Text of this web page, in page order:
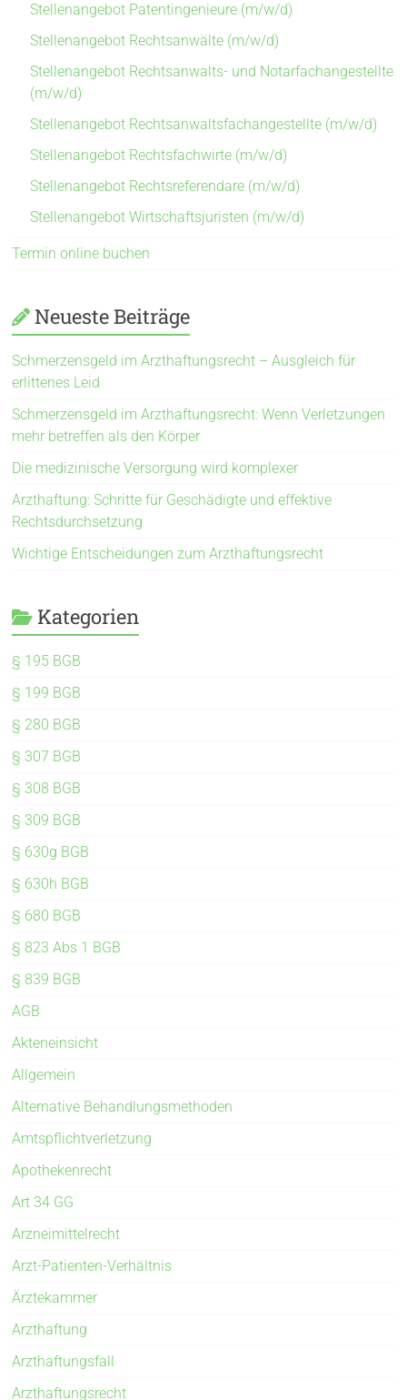
Stellenangebot Patentingenieure (m/w/d)
Stellenangebot Rechtsanwälte (m/w/d)
Stellenangebot Rechtsanwalts- und Notarfachangestellte
(m/w/d)
Stellenangebot Rechtsanwaltsfachangestellte (m/w/d)
Stellenangebot Rechtsfachwirte (m/w/d)
Stellenangebot Rechtsreferendare (m/w/d)
Stellenangebot Wirtschaftsjuristen (m/w/d)
Termin online buchen
Neueste Beiträge
Schmerzensgeld im Arzthaftungsrecht – Ausgleich für
erlittenes Leid
Schmerzensgeld im Arzthaftungsrecht: Wenn Verletzungen
mehr betreffen als den Körper
Die medizinische Versorgung wird komplexer
Arzthaftung: Schritte für Geschädigte und effektive
Rechtsdurchsetzung
Wichtige Entscheidungen zum Arzthaftungsrecht
Kategorien
§ 195 BGB
§ 199 BGB
§ 280 BGB
§ 307 BGB
§ 308 BGB
§ 309 BGB
§ 630g BGB
§ 630h BGB
§ 680 BGB
§ 823 Abs 1 BGB
§ 839 BGB
AGB
Akteneinsicht
Allgemein
Alternative Behandlungsmethoden
Amtspflichtverletzung
Apothekenrecht
Art 34 GG
Arzneimittelrecht
Arzt-Patienten-Verhältnis
Ärztekammer
Arzthaftung
Arzthaftungsfall
Arzthaftungsrecht